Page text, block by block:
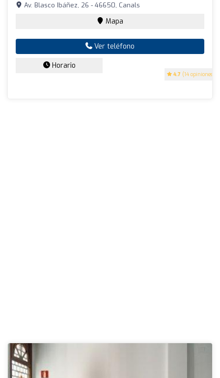
4.7 (14 opiniones)
Av. Blasco Ibáñez, 26 - 46650, Canals
Mapa
Ver teléfono
Horario